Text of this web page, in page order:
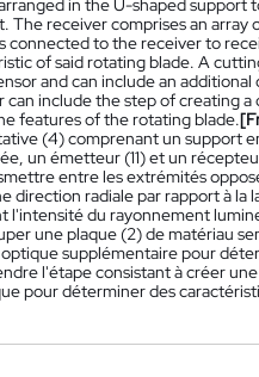
in the U-shaped support
receiver comprises an array
connected to the receiver to
of said rotating blade. A
and can include an additional
include the step of creating a
features of the rotating blade.
(4) comprenant un support
un émetteur (11) et un
entre les extrémités
direction radiale par rapport à la
l'intensité du rayonnement
une plaque (2) de matériau
supplémentaire pour
l'étape consistant à créer
pour déterminer des